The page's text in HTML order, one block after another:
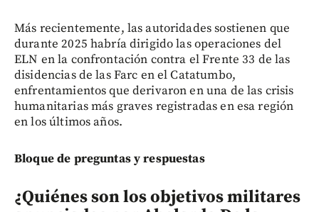
Más recientemente, las autoridades sostienen que
durante 2025 habría dirigido las operaciones del
ELN en la confrontación contra el Frente 33 de las
disidencias de las Farc en el Catatumbo,
enfrentamientos que derivaron en una de las crisis
humanitarias más graves registradas en esa región
en los últimos años.
Bloque de preguntas y respuestas
¿Quiénes son los objetivos militares